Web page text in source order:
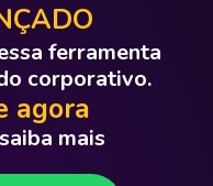
ferramenta
corporativo.
agora
mais